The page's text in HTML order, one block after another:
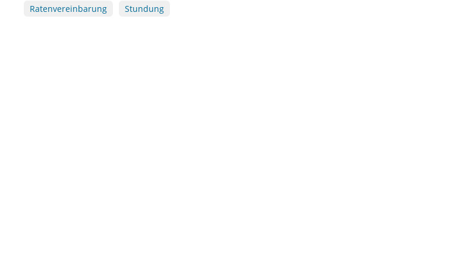
Ratenvereinbarung Stundung